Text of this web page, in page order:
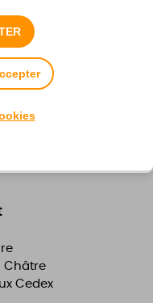
Châtre
Cedex